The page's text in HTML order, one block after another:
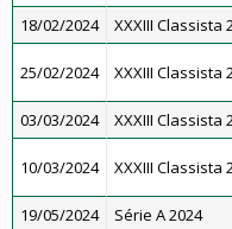
18/02/2024
XXXIII Classista
25/02/2024 XXXIII Classista
03/03/2024 XXXIII Classista
10/03/2024 XXXIII Classista
19/05/2024 Série A 2024